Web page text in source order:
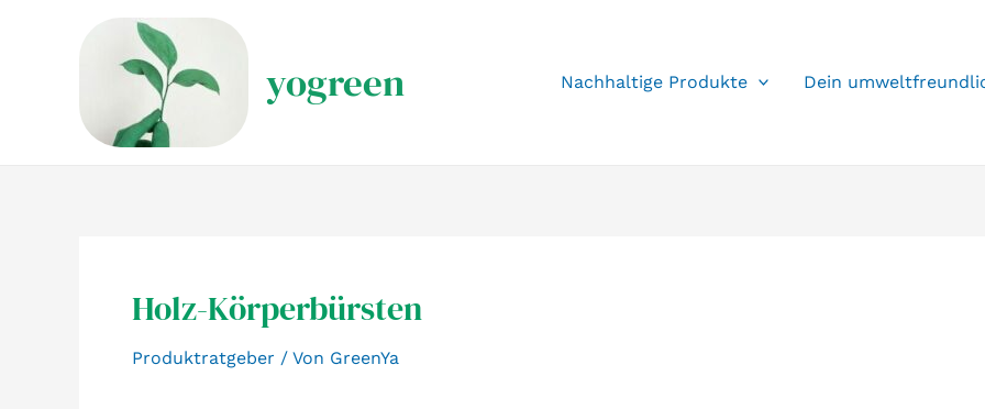
yogreen Nachhaltige Produkte Dein
Holz-Körperbürsten
Produktratgeber / Von GreenYa